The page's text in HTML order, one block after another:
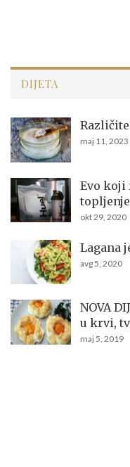
DIJETA
maj 11, 2023
Evo koji
okt 29, 2020
Lagana
avg 5, 2020
NOVA
u krvi,
maj 5, 2019